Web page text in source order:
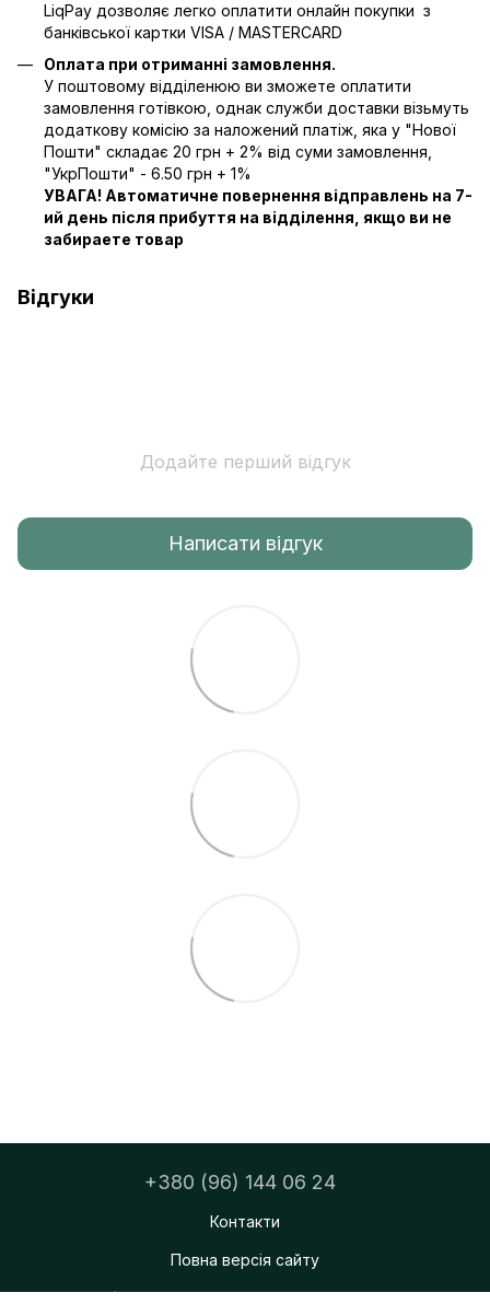
LiqPay дозволяє легко оплатити онлайн покупки з
банківської картки VISA / MASTERCARD
Оплата при отриманні замовлення.
У поштовому відділенюю ви зможете оплатити
замовлення готівкою, однак служби доставки візьмуть
додаткову комісію за наложений платіж, яка у "Нової
Пошти" складає 20 грн + 2% від суми замовлення,
"УкрПошти" - 6.50 грн + 1%
УВАГА! Автоматичне повернення відправлень на 7-
ий день після прибуття на відділення, якщо ви не
забираете товар
Відгуки
Додайте перший відгук
Написати відгук
+380 (96) 144 06 24
Контакти
Повна версія сайту
ФОП Тацюк Дмитро Мирославович